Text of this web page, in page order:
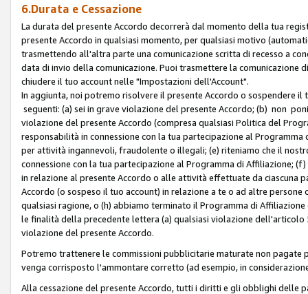
6.Durata e Cessazione
La durata del presente Accordo decorrerà dal momento della tua
presente Accordo in qualsiasi momento, per qualsiasi motivo
trasmettendo all'altra parte una comunicazione scritta di recesso a
data di invio della comunicazione. Puoi trasmettere la
chiudere il tuo account nelle "Impostazioni dell'Account".
In aggiunta, noi potremo risolvere il presente Accordo o sospendere
seguenti: (a) sei in grave violazione del presente Accordo; (b) non
violazione del presente Accordo (compresa qualsiasi Politica del
responsabilità in connessione con la tua partecipazione al
per attività ingannevoli, fraudolente o illegali; (e) riteniamo che il
connessione con la tua partecipazione al Programma di Affiliazione;
in relazione al presente Accordo o alle attività effettuate da ciascuna
Accordo (o sospeso il tuo account) in relazione a te o ad altre
qualsiasi ragione, o (h) abbiamo terminato il Programma di
le finalità della precedente lettera (a) qualsiasi violazione
violazione del presente Accordo.
Potremo trattenere le commissioni pubblicitarie maturate non
venga corrisposto l'ammontare corretto (ad esempio, in
Alla cessazione del presente Accordo, tutti i diritti e gli obblighi delle